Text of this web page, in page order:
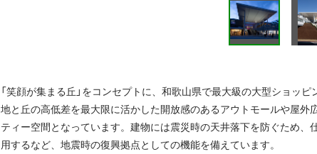
「笑顔が集まる丘」をコンセプトに、和歌山県で最大級の大型ショッ
地と丘の高低差を最大限に活かした開放感のあるアウトモールや屋
ティー空間となっています。建物には震災時の天井落下を防ぐため
用するなど、地震時の復興拠点としての機能を備えています。